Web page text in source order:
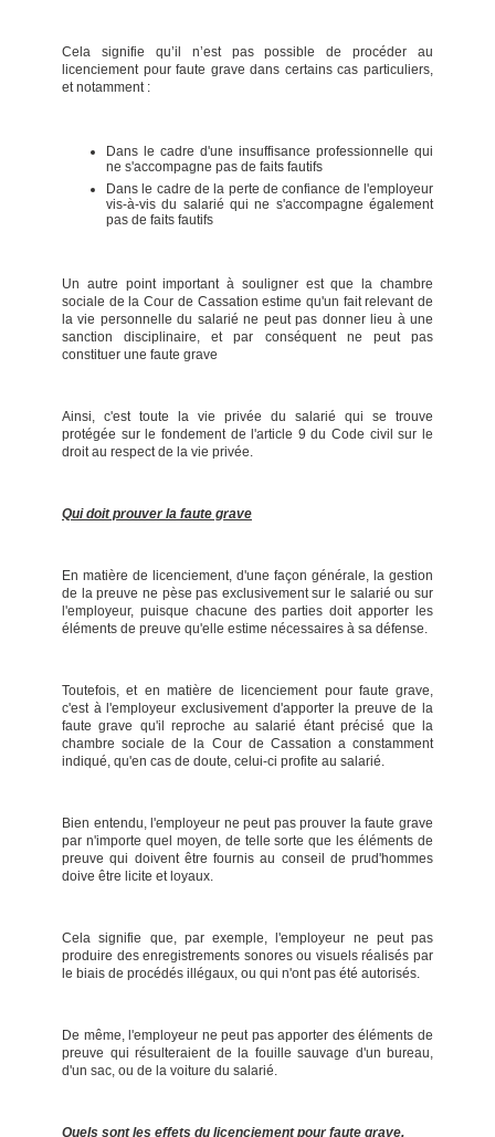
Cela signifie qu’il n’est pas possible de procéder au
licenciement pour faute grave dans certains cas particuliers,
et notamment :
Dans le cadre d'une insuffisance professionnelle qui
ne s'accompagne pas de faits fautifs
Dans le cadre de la perte de confiance de l'employeur
vis-à-vis du salarié qui ne s'accompagne également
pas de faits fautifs
Un autre point important à souligner est que la chambre
sociale de la Cour de Cassation estime qu'un fait relevant de
la vie personnelle du salarié ne peut pas donner lieu à une
sanction disciplinaire, et par conséquent ne peut pas
constituer une faute grave
Ainsi, c'est toute la vie privée du salarié qui se trouve
protégée sur le fondement de l'article 9 du Code civil sur le
droit au respect de la vie privée.
Qui doit prouver la faute grave
En matière de licenciement, d'une façon générale, la gestion
de la preuve ne pèse pas exclusivement sur le salarié ou sur
l'employeur, puisque chacune des parties doit apporter les
éléments de preuve qu'elle estime nécessaires à sa défense.
Toutefois, et en matière de licenciement pour faute grave,
c'est à l'employeur exclusivement d'apporter la preuve de la
faute grave qu'il reproche au salarié étant précisé que la
chambre sociale de la Cour de Cassation a constamment
indiqué, qu'en cas de doute, celui-ci profite au salarié.
Bien entendu, l'employeur ne peut pas prouver la faute grave
par n'importe quel moyen, de telle sorte que les éléments de
preuve qui doivent être fournis au conseil de prud'hommes
doive être licite et loyaux.
Cela signifie que, par exemple, l'employeur ne peut pas
produire des enregistrements sonores ou visuels réalisés par
le biais de procédés illégaux, ou qui n'ont pas été autorisés.
De même, l'employeur ne peut pas apporter des éléments de
preuve qui résulteraient de la fouille sauvage d'un bureau,
d'un sac, ou de la voiture du salarié.
Quels sont les effets du licenciement pour faute grave.